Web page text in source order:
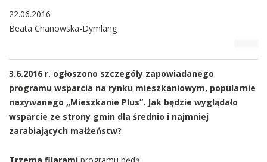
22.06.2016
Beata Chanowska-Dymlang
3.6.2016 r. ogłoszono szczegóły zapowiadanego
programu wsparcia na rynku mieszkaniowym, popularnie
nazywanego „Mieszkanie Plus”. Jak będzie wyglądało
wsparcie ze strony gmin dla średnio i najmniej
zarabiających małżeństw?